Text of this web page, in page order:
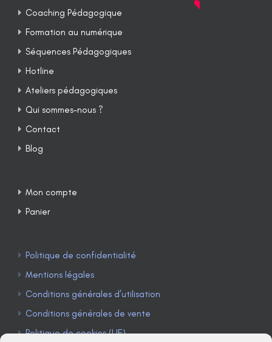
Coaching Pédagogique
Formation au numérique
Séquences Pédagogiques
Hotline
Ateliers pédagogiques
Qui sommes-nous ?
Contact
Blog
Mon compte
Panier
Politique de confidentialité
Mentions légales
Conditions générales d’utilisation
Conditions générales de vente
Politique de cookies (UE)